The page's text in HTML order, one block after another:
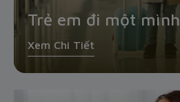
Trẻ em đi một mình
Xem Chi Tiết